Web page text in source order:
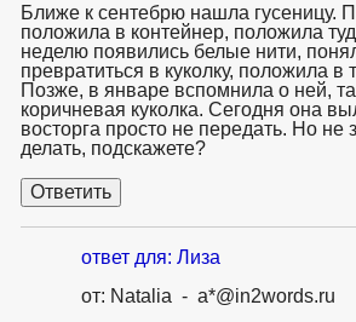
Ближе к сентебрю нашла гусеницу.
положила в контейнер, положила
неделю появились белые нити,
превратиться в куколку, положила в
Позже, в январе вспомнила о ней,
коричневая куколка. Сегодня она
восторга просто не передать. Но не
делать, подскажете?
ответ для: Лиза
от: Natalia - a*@in2words.ru